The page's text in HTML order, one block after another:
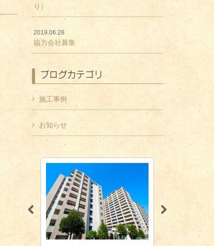
り）
2019.06.28
協力会社募集
ブログカテゴリ
施工事例
お知らせ